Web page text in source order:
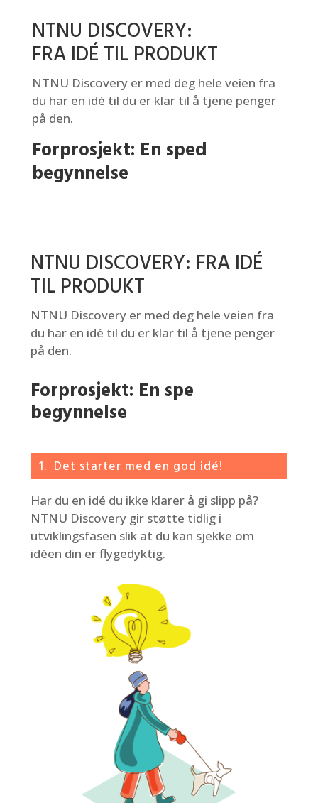
NTNU DISCOVERY:
FRA IDÉ TIL PRODUKT
NTNU Discovery er med deg hele veien fra
du har en idé til du er klar til å tjene penger
på den.
Forprosjekt: En sped
begynnelse
NTNU DISCOVERY: FRA IDÉ
TIL PRODUKT
NTNU Discovery er med deg hele veien fra
du har en idé til du er klar til å tjene penger
på den.
Forprosjekt: En spe
begynnelse
1. Det starter med en god idé!
Har du en idé du ikke klarer å gi slipp på?
NTNU Discovery gir støtte tidlig i
utviklingsfasen slik at du kan sjekke om
idéen din er flygedyktig.